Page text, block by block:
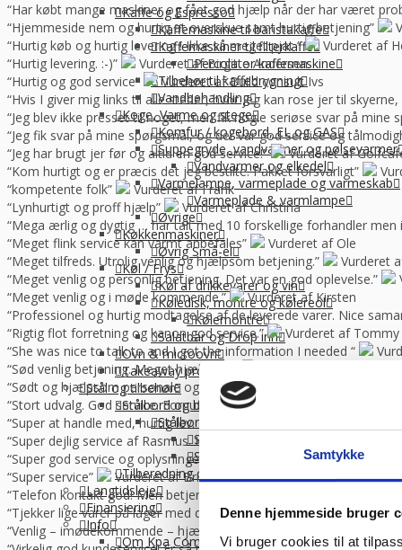
Samtykke
Denne hjemmeside bruger
Vi bruger cookies til at
Kaffe og Espresso
Kaffemaskine til baristakaffe
Kaffemaskiner til filterkaffe
Percolator kaffemaskine
Tilbehør til kaffebrygning
Vandbehandling
Koge, Varme og stege
Komfur / kogebord, EL og GAS
Suppegryde, vandvarmer og pølsevarmer
Vandvarmer og elkedel
Varmelampe, varmeplade og varmeskab
Varmeplade & varmlampe
Øvrige
Køkkenmaskiner
Øvrig Små-el
Køl / Frys
Køl af drikkevarer og vin
Køledisk, montre og kølereol
Kølemontre
Salatbar og Drop inn
Ovn & microovn
Takeaway produktion
Stål og tilbehør
Stålbord og bordplade
Stålbordplade
Stålbordplade med vanger
Stålbordplade uden vanger
Tilberedning og redskaber
Langtidsleje
Finansiering
Info
Om Kpa Company
“Har købt mange maskiner og fået god hjælp når der har været
“Hjemmeside nem og hurtig at overskue samt hurtig betjening”
“Hurtig køb og hurtig levering ! Ikke så meget pjat “
Vurderet af
“Hurtig levering. :-)”
Vurderet af Birgitte Andersen
“Hurtig og god service”
Vurderet af Build consult Ivs
“Hvis I giver mig links til alle steder, hvor jeg kan rose jer til
“Jeg blev ikke presset til noget, men fik nogle seriøse svar på mine
“Jeg fik svar på mine spørgsmål, og der var god service og
“Jeg har brugt jer før og altid en god service!”
Vurderet af
“Kom hurtigt og er præcis det jeg bestilte. Pakket forsvarligt”
“kompetente folk”
Vurderet af Frank
“Lynhurtigt og proff hjælp”
Vurderet af Christina
“Mega ærlig og dygtig … har talt med 10 forskellige forhandler men
“Meget flink service kan varmt anbefales”
Vurderet af Ole
“Meget tilfreds. Utrolig venlig og hjælpsom betjening.”
Vurderet
“Meget venlig og personlig betjening. Det var en god oplevelse.”
“Meget venlig og i møde kommende.”
Vurderet af Kirsten
“Professionel og hurtig modtagelse af de leverede varer. Nice
“Rigtig flot forretning og kanon god service.”
Vurderet af
“She was nice to talk to and I got the information I needed “
“Sød venlig betjening. Meget hjælpsom”
“Sødt og hjælpsom personale og ok priser”
“Stort udvalg. God service. Fornuftige priser.”
“Super at handle med, hurtig lev. God service.”
“Super dejlig service af Rasmus. Kanon med en medarbejder der
“Super god service og oplysninger som vi kan bruge til noget. For
“Super service”
Vurderet af Brian Nielsen
“Telefon kontakt god! Men betjeningen i butikken var til 13 med pil
“Tjekker lige varer på lager med det samme “
Vurderet af Laila
“Venlig – imødekommende – hjælpsom – super god service “